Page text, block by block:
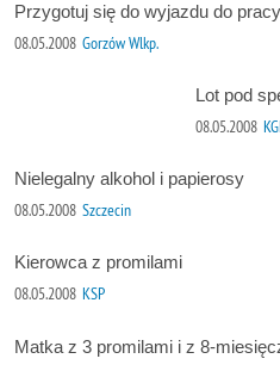
Przygotuj się do wyjazdu do
08.05.2008 Gorzów Wlkp.
Lot pod
08.05.2008
Nielegalny alkohol i papierosy
08.05.2008 Szczecin
Kierowca z promilami
08.05.2008 KSP
Matka z 3 promilami i z 8-